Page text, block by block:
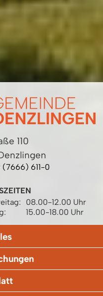
110
(7666) 611-0
08.00-12.00 Uhr
15.00-18.00 Uhr